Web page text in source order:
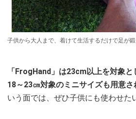
子供から大人まで、着けて生活するだけで足が
「FrogHand」は23cm以上を対象と
18～23㎝対象のミニサイズも用意さ
いう面では、ぜひ子供にも使わせた